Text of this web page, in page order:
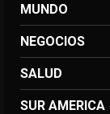
MUNDO
NEGOCIOS
SALUD
SUR AMERICA